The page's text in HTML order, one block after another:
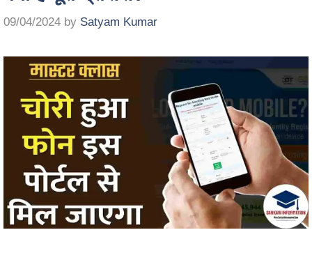
09/04/2024 by Satyam Kumar